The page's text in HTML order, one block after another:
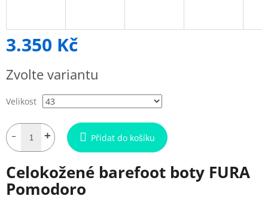
3.350 Kč
cena:
Zvolte variantu
Velikost
Přidat do košíku
Celokožené barefoot boty FURA
Pomodoro